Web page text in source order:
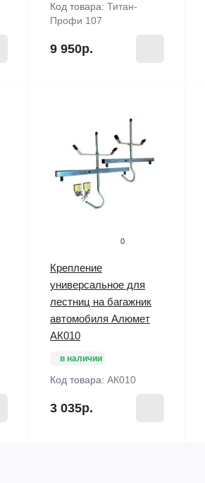
Код товара: Титан-
Профи 107
9 950р.
0
Крепление
универсальное для
лестниц на багажник
автомобиля Алюмет
АК010
в наличии
Код товара: АК010
3 035р.